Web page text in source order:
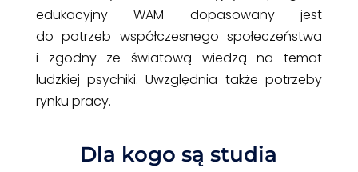
edukacyjny WAM dopasowany jest
do potrzeb współczesnego społeczeństwa
i zgodny ze światową wiedzą na temat
ludzkiej psychiki. Uwzględnia także potrzeby
rynku pracy.
Dla kogo są studia